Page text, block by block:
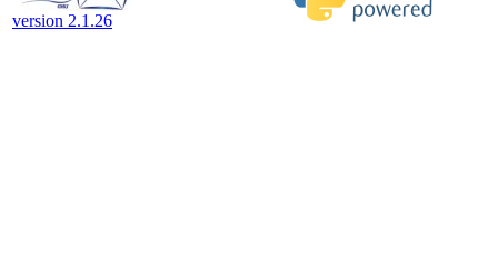
version 2.1.26